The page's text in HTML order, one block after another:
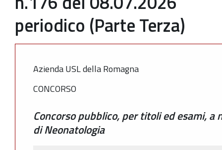
periodico (Parte Terza)
Azienda USL della Romagna
CONCORSO
Concorso pubblico, per titoli ed esami, a
di Neonatologia